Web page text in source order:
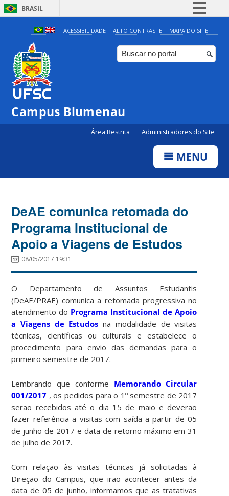
BRASIL
Simplifique!
Comunica BR
Participe
ACESSIBILIDADE ALTO CONTRASTE MAPA DO SITE
Campus Blumenau
Área Restrita Administradores do Site
MENU
DeAE comunica retomada do
Programa Institucional de
Apoio a Viagens de Estudos
08/05/2017 19:31
O Departamento de Assuntos Estudantis
(DeAE/PRAE) comunica a retomada progressiva no
atendimento do Programa Institucional de Apoio
a Viagens de Estudos na modalidade de visitas
técnicas, científicas ou culturais e estabelece o
procedimento para envio das demandas para o
primeiro semestre de 2017.
Lembrando que conforme Memorando Circular
001/2017 , os pedidos para o 1º semestre de 2017
serão recebidos até o dia 15 de maio e deverão
fazer referência a visitas com saída a partir de 05
de junho de 2017 e data de retorno máximo em 31
de julho de 2017.
Com relação às visitas técnicas já solicitadas à
Direção do Campus, que irão acontecer antes da
data de 05 de junho, informamos que as tratativas